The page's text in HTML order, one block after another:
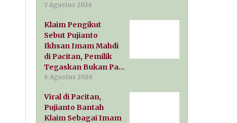
7 Agustus 2026
Klaim Pengikut
Sebut Pujianto
Ikhsan Imam Mahdi
di Pacitan, Pemilik
Tegaskan Bukan Pa…
6 Agustus 2026
Viral di Pacitan,
Pujianto Bantah
Klaim Sebagai Imam